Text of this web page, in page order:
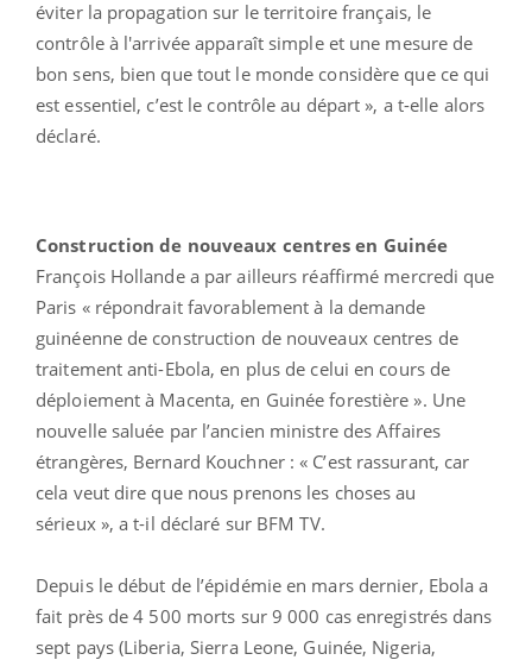
éviter la propagation sur le territoire français, le
contrôle à l'arrivée apparaît simple et une mesure de
bon sens, bien que tout le monde considère que ce qui
est essentiel, c’est le contrôle au départ », a t-elle alors
déclaré.
Construction de nouveaux centres en Guinée
François Hollande a par ailleurs réaffirmé mercredi que
Paris « répondrait favorablement à la demande
guinéenne de construction de nouveaux centres de
traitement anti-Ebola, en plus de celui en cours de
déploiement à Macenta, en Guinée forestière ». Une
nouvelle saluée par l’ancien ministre des Affaires
étrangères, Bernard Kouchner : « C’est rassurant, car
cela veut dire que nous prenons les choses au
sérieux », a t-il déclaré sur BFM TV.
Depuis le début de l’épidémie en mars dernier, Ebola a
fait près de 4 500 morts sur 9 000 cas enregistrés dans
sept pays (Liberia, Sierra Leone, Guinée, Nigeria,